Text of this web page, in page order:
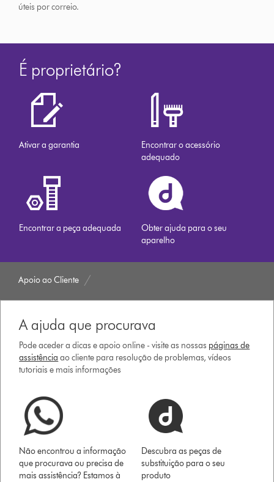
úteis por correio.
É proprietário?
Ativar a garantia
Encontrar o acessório
adequado
Encontrar a peça adequada
Obter ajuda para o seu
aparelho
Apoio ao Cliente
A ajuda que procurava
Pode aceder a dicas e apoio online - visite as nossas páginas de
assistência ao cliente para resolução de problemas, vídeos
tutoriais e mais informações
Não encontrou a informação
que procurava ou precisa de
mais assistência? Estamos à
Descubra as peças de
substituição para o seu
produto